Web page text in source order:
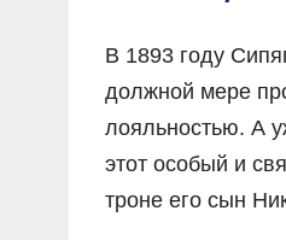
В 1893 году
должной мере
лояльностью. А
этот особый и
троне его сын